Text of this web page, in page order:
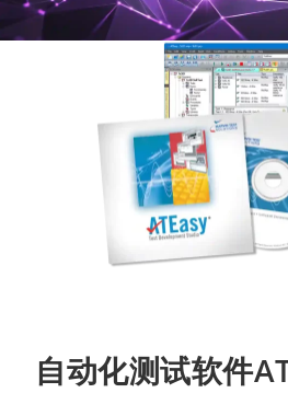
自动化测试软件